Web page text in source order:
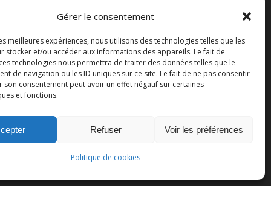
Gérer le consentement
meilleures expériences, nous utilisons des technologies telles que les
stocker et/ou accéder aux informations des appareils. Le fait de
technologies nous permettra de traiter des données telles que le
de navigation ou les ID uniques sur ce site. Le fait de ne pas consentir
son consentement peut avoir un effet négatif sur certaines
et fonctions.
Refuser Voir les préférences
Politique de cookies